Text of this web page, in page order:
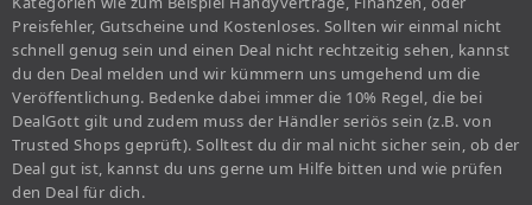
Preisfehler, Gutscheine und Kostenloses. Sollten wir einmal nicht
schnell genug sein und einen Deal nicht rechtzeitig sehen, kannst
du den Deal melden und wir kümmern uns umgehend um die
Veröffentlichung. Bedenke dabei immer die 10% Regel, die bei
DealGott gilt und zudem muss der Händler seriös sein (z.B. von
Trusted Shops geprüft). Solltest du dir mal nicht sicher sein, ob der
Deal gut ist, kannst du uns gerne um Hilfe bitten und wie prüfen
den Deal für dich.